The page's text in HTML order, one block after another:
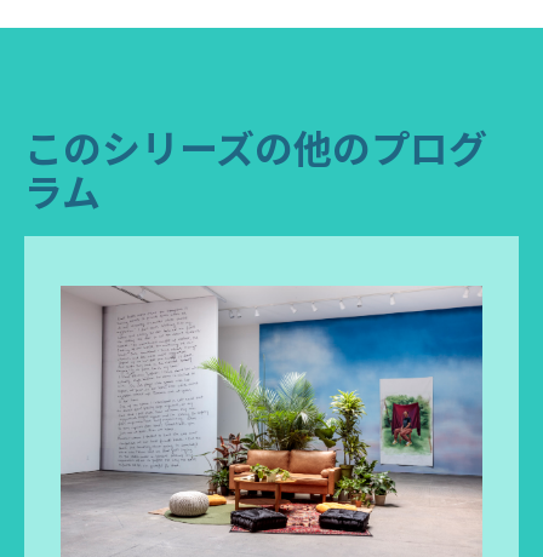
このシリーズの他のプログ
ラム